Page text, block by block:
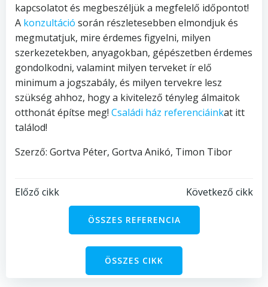
kapcsolatot és megbeszéljük a megfelelő időpontot!
A konzultáció során részletesebben elmondjuk és
megmutatjuk, mire érdemes figyelni, milyen
szerkezetekben, anyagokban, gépészetben érdemes
gondolkodni, valamint milyen terveket ír elő
minimum a jogszabály, és milyen tervekre lesz
szükség ahhoz, hogy a kivitelező tényleg álmaitok
otthonát építse meg! Családi ház referenciáinkat itt
találod!
Szerző: Gortva Péter, Gortva Anikó, Timon Tibor
Bejegyzés
navigáció
Előző cikk
Bejegyzés
navigáció
Következő cikk
ÖSSZES REFERENCIA
ÖSSZES CIKK